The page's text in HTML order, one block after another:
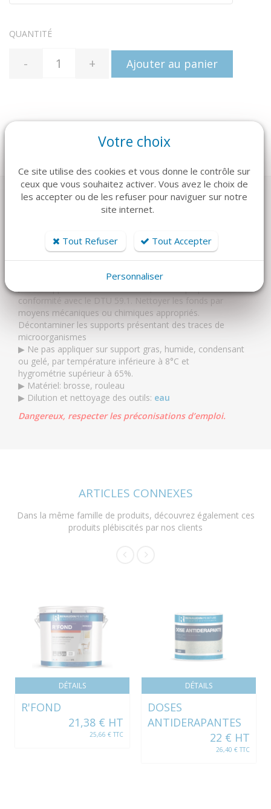
QUANTITÉ
- + Ajouter au panier
,Bâtiment ,Façades
CONSEIL DE MISE EN OEUVRE
FICHES TECHNIQUES
F.D.S
conformité avec le DTU 59.1. Nettoyer les fonds par
moyens mécaniques ou chimiques appropriés.
Décontaminer les supports présentant des traces de
microorganismes
▶ Ne pas appliquer sur support gras, humide, condensant
ou gelé, par température inférieure à 8°C et
hygrométrie supérieur à 65%.
▶ Matériel: brosse, rouleau
▶ Dilution et nettoyage des outils: eau
Dangereux, respecter les préconisations d’emploi.
ARTICLES CONNEXES
Dans la même famille de produits, découvrez également ces
produits plébiscités par nos clients
DÉTAILS
R'FOND
21,38 € HT
25,66 € TTC
DÉTAILS
DOSES
ANTIDERAPANTES
22 € HT
26,40 € TTC
Votre choix
Ce site utilise des cookies et vous donne le contrôle sur
ceux que vous souhaitez activer. Vous avez le choix de
les accepter ou de les refuser pour naviguer sur notre
site internet.
Tout Refuser Tout Accepter
Personnaliser